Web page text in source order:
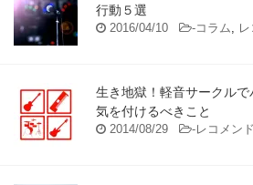
行動５選
2016/04/10 -コラム,
生き地獄！軽音サークル
気を付けるべきこと
2014/08/29 -レコメンド